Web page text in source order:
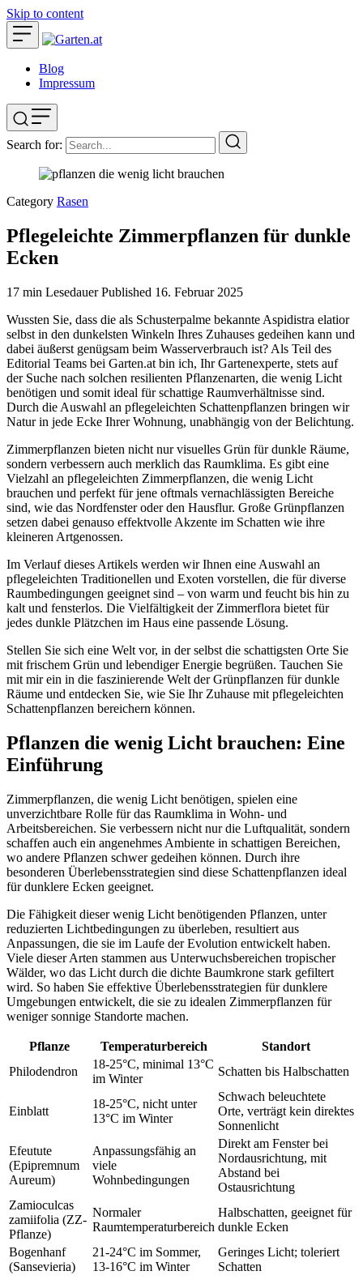
Skip to content
Blog
Impressum
Search for:
Category Rasen
Pflegeleichte Zimmerpflanzen für dunkle
Ecken
17 min LesedauerPublished 16. Februar 2025
Wussten Sie, dass die als Schusterpalme bekannte Aspidistra elatior
selbst in den dunkelsten Winkeln Ihres Zuhauses gedeihen kann und
dabei äußerst genügsam beim Wasserverbrauch ist? Als Teil des
Editorial Teams bei Garten.at bin ich, Ihr Gartenexperte, stets auf
der Suche nach solchen resilienten Pflanzenarten, die wenig Licht
benötigen und somit ideal für schattige Raumverhältnisse sind.
Durch die Auswahl an pflegeleichten Schattenpflanzen bringen wir
Natur in jede Ecke Ihrer Wohnung, unabhängig von der Belichtung.
Zimmerpflanzen bieten nicht nur visuelles Grün für dunkle Räume,
sondern verbessern auch merklich das Raumklima. Es gibt eine
Vielzahl an pflegeleichten Zimmerpflanzen, die wenig Licht
brauchen und perfekt für jene oftmals vernachlässigten Bereiche
sind, wie das Nordfenster oder den Hausflur. Große Grünpflanzen
setzen dabei genauso effektvolle Akzente im Schatten wie ihre
kleineren Artgenossen.
Im Verlauf dieses Artikels werden wir Ihnen eine Auswahl an
pflegeleichten Traditionellen und Exoten vorstellen, die für diverse
Raumbedingungen geeignet sind – von warm und feucht bis hin zu
kalt und fensterlos. Die Vielfältigkeit der Zimmerflora bietet für
jedes dunkle Plätzchen im Haus eine passende Lösung.
Stellen Sie sich eine Welt vor, in der selbst die schattigsten Orte Sie
mit frischem Grün und lebendiger Energie begrüßen. Tauchen Sie
mit mir ein in die faszinierende Welt der Grünpflanzen für dunkle
Räume und entdecken Sie, wie Sie Ihr Zuhause mit pflegeleichten
Schattenpflanzen bereichern können.
Pflanzen die wenig Licht brauchen: Eine
Einführung
Zimmerpflanzen, die wenig Licht benötigen, spielen eine
unverzichtbare Rolle für das Raumklima in Wohn- und
Arbeitsbereichen. Sie verbessern nicht nur die Luftqualität, sondern
schaffen auch ein angenehmes Ambiente in schattigen Bereichen,
wo andere Pflanzen schwer gedeihen können. Durch ihre
besonderen Überlebensstrategien sind diese Schattenpflanzen ideal
für dunklere Ecken geeignet.
Die Fähigkeit dieser wenig Licht benötigenden Pflanzen, unter
reduzierten Lichtbedingungen zu überleben, resultiert aus
Anpassungen, die sie im Laufe der Evolution entwickelt haben.
Viele dieser Arten stammen aus Unterwuchsbereichen tropischer
Wälder, wo das Licht durch die dichte Baumkrone stark gefiltert
wird. So haben Sie effektive Überlebensstrategien für dunklere
Umgebungen entwickelt, die sie zu idealen Zimmerpflanzen für
weniger sonnige Standorte machen.
Pflanze Temperaturbereich
Standort
Philodendron
18-25°C, minimal 13°C
im Winter
Schatten bis Halbschatten
Einblatt
18-25°C, nicht unter
13°C im Winter
Schwach beleuchtete
Orte, verträgt kein direktes
Sonnenlicht
Efeutute
(Epipremnum
Aureum)
Anpassungsfähig an
viele
Wohnbedingungen
Direkt am Fenster bei
Nordausrichtung, mit
Abstand bei
Ostausrichtung
Zamioculcas
zamiifolia (ZZ-
Pflanze)
Normaler
Raumtemperaturbereich
Halbschatten, geeignet für
dunkle Ecken
Bogenhanf
(Sansevieria)
21-24°C im Sommer,
13-16°C im Winter
Geringes Licht; toleriert
Schatten